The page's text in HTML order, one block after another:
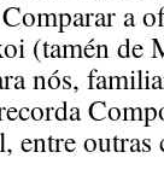
a
(tamén de
nós,
entre outras